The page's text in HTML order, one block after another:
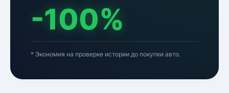
-100%
* Экономия на проверке истории до покупки авто.